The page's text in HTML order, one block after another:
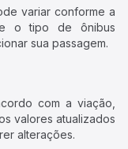
variar conforme a
o tipo de ônibus
sua passagem.
com a viação,
valores atualizados
alterações.